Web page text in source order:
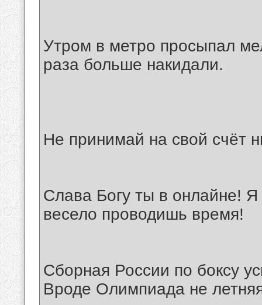
Утром в метро просыпал
раза больше накидали.
Не принимай на свой счёт
Слава Богу ты в онлайне! Я
весело проводишь время!
Сборная России по боксу
Вроде Олимпиада не